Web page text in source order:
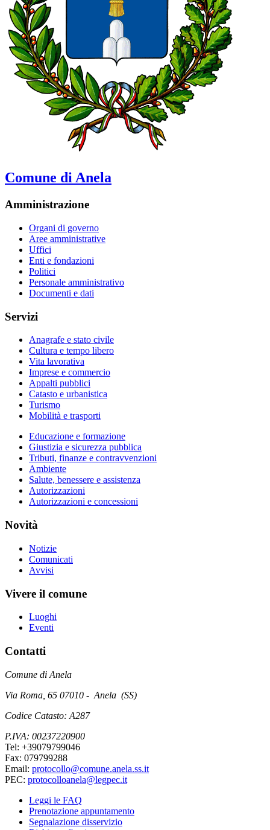
Comune di Anela
Amministrazione
Organi di governo
Aree amministrative
Uffici
Enti e fondazioni
Politici
Personale amministrativo
Documenti e dati
Servizi
Anagrafe e stato civile
Cultura e tempo libero
Vita lavorativa
Imprese e commercio
Appalti pubblici
Catasto e urbanistica
Turismo
Mobilità e trasporti
Educazione e formazione
Giustizia e sicurezza pubblica
Tributi, finanze e contravvenzioni
Ambiente
Salute, benessere e assistenza
Autorizzazioni
Autorizzazioni e concessioni
Novità
Notizie
Comunicati
Avvisi
Vivere il comune
Luoghi
Eventi
Contatti
Comune di Anela
Via Roma, 65 07010 - Anela (SS)
Codice Catasto: A287
P.IVA: 00237220900
Tel: +39079799046
Fax: 079799288
Email: protocollo@comune.anela.ss.it
PEC: protocolloanela@legpec.it
Leggi le FAQ
Prenotazione appuntamento
Segnalazione disservizio